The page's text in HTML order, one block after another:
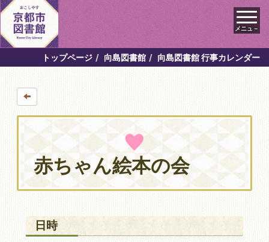
メニュ－
トップページ 向島図書館 向島図書館 行事カレンダー
赤ちゃん絵本の会
日時